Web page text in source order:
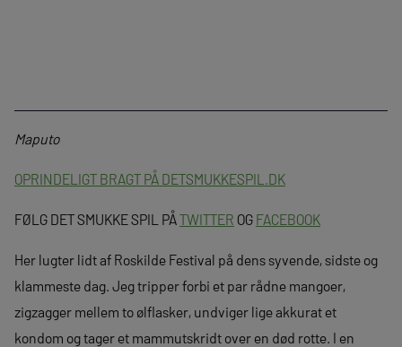
Maputo
OPRINDELIGT BRAGT PÅ DETSMUKKESPIL.DK
FØLG DET SMUKKE SPIL PÅTWITTER OG FACEBOOK
Her lugter lidt af Roskilde Festival på dens syvende, sidste og
klammeste dag. Jeg tripper forbi et par rådne mangoer,
zigzagger mellem to ølflasker, undviger lige akkurat et
kondom og tager et mammutskridt over en død rotte. I en